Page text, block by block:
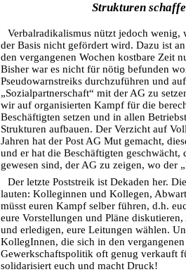
Strukturen
Verbalradikalismus nützt jedoch wenig,
der Basis nicht gefördert wird. Dazu ist
den vergangenen Wochen kostbare Zeit
Bisher war es nicht für nötig befunden
Pseudowarnstreiks durchzuführen und
„Sozialpartnerschaft“ mit der AG zu
wir auf organisierten Kampf für die
Beschäftigten setzen und in allen
Strukturen aufbauen. Der Verzicht auf
Jahren hat der Post AG Mut gemacht,
und er hat die Beschäftigten geschwächt,
gewesen sind, der AG zu zeigen, wo der
Der letzte Poststreik ist Dekaden her.
lauten: Kolleginnen und Kollegen,
müsst euren Kampf selber führen, d.h.
eure Vorstellungen und Pläne
und erledigen, eure Leitungen wählen.
KollegInnen, die sich in den
Gewerkschaftspolitik oft genug verkauft
solidarisiert euch und macht Druck!